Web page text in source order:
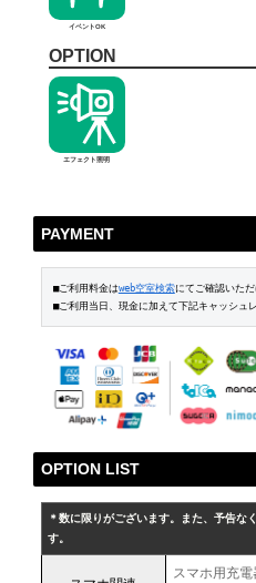
イベントOK
OPTION
エフェクト照明
PAYMENT
■ご利用料金はweb空室検索にてご確認いただ
■ご利用当日、現金に加えて下記キャッシュ
OPTION LIST
＊数に限りがございます。また、予告な
す。
スマホ用充電